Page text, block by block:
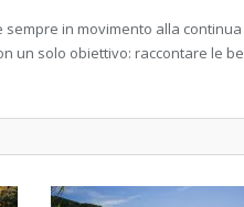
sempre in movimento alla
un solo obiettivo: raccontare le